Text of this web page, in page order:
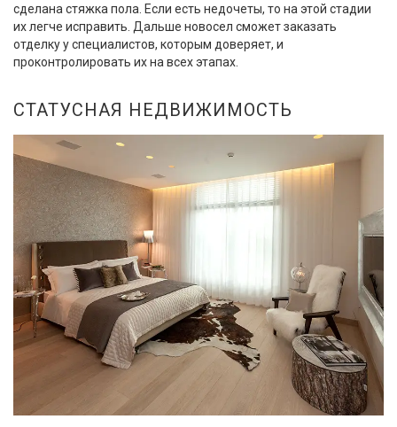
сделана стяжка пола. Если есть недочеты, то на этой стадии
их легче исправить. Дальше новосел сможет заказать
отделку у специалистов, которым доверяет, и
проконтролировать их на всех этапах.
СТАТУСНАЯ НЕДВИЖИМОСТЬ